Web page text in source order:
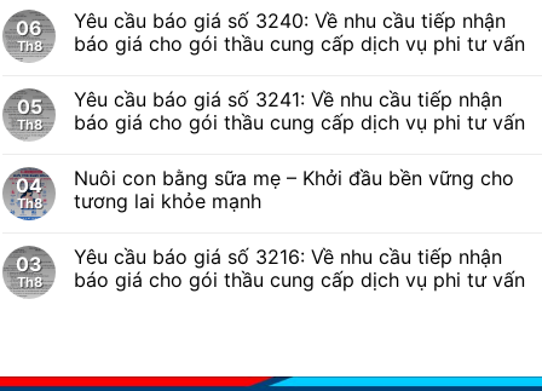
06
Th8
Yêu cầu báo giá số 3240: Về nhu cầu tiếp nhận
báo giá cho gói thầu cung cấp dịch vụ phi tư vấn
05
Th8
Yêu cầu báo giá số 3241: Về nhu cầu tiếp nhận
báo giá cho gói thầu cung cấp dịch vụ phi tư vấn
04
Th8
Nuôi con bằng sữa mẹ – Khởi đầu bền vững cho
tương lai khỏe mạnh
03
Th8
Yêu cầu báo giá số 3216: Về nhu cầu tiếp nhận
báo giá cho gói thầu cung cấp dịch vụ phi tư vấn